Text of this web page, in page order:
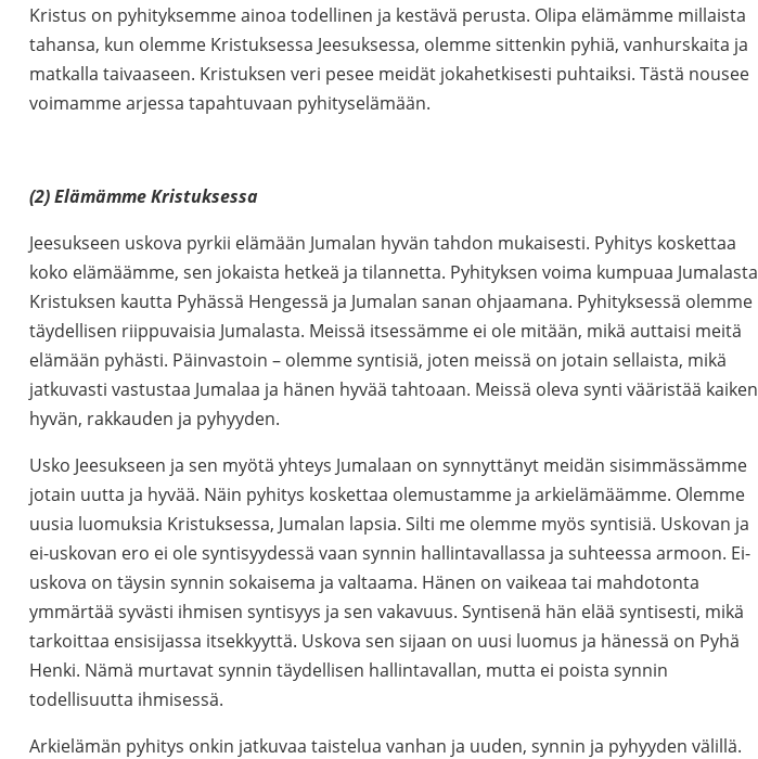
Kristus on pyhityksemme ainoa todellinen ja kestävä perusta. Olipa elämämme millaista
tahansa, kun olemme Kristuksessa Jeesuksessa, olemme sittenkin pyhiä, vanhurskaita ja
matkalla taivaaseen. Kristuksen veri pesee meidät jokahetkisesti puhtaiksi. Tästä nousee
voimamme arjessa tapahtuvaan pyhityselämään.
(2) Elämämme Kristuksessa
Jeesukseen uskova pyrkii elämään Jumalan hyvän tahdon mukaisesti. Pyhitys koskettaa
koko elämäämme, sen jokaista hetkeä ja tilannetta. Pyhityksen voima kumpuaa Jumalasta
Kristuksen kautta Pyhässä Hengessä ja Jumalan sanan ohjaamana. Pyhityksessä olemme
täydellisen riippuvaisia Jumalasta. Meissä itsessämme ei ole mitään, mikä auttaisi meitä
elämään pyhästi. Päinvastoin – olemme syntisiä, joten meissä on jotain sellaista, mikä
jatkuvasti vastustaa Jumalaa ja hänen hyvää tahtoaan. Meissä oleva synti vääristää kaiken
hyvän, rakkauden ja pyhyyden.
Usko Jeesukseen ja sen myötä yhteys Jumalaan on synnyttänyt meidän sisimmässämme
jotain uutta ja hyvää. Näin pyhitys koskettaa olemustamme ja arkielämäämme. Olemme
uusia luomuksia Kristuksessa, Jumalan lapsia. Silti me olemme myös syntisiä. Uskovan ja
ei-uskovan ero ei ole syntisyydessä vaan synnin hallintavallassa ja suhteessa armoon. Ei-
uskova on täysin synnin sokaisema ja valtaama. Hänen on vaikeaa tai mahdotonta
ymmärtää syvästi ihmisen syntisyys ja sen vakavuus. Syntisenä hän elää syntisesti, mikä
tarkoittaa ensisijassa itsekkyyttä. Uskova sen sijaan on uusi luomus ja hänessä on Pyhä
Henki. Nämä murtavat synnin täydellisen hallintavallan, mutta ei poista synnin
todellisuutta ihmisessä.
Arkielämän pyhitys onkin jatkuvaa taistelua vanhan ja uuden, synnin ja pyhyyden välillä.